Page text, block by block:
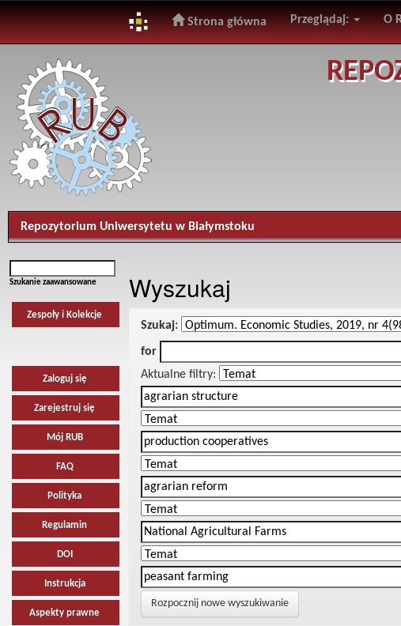
navigation
Strona główna Przeglądaj: O
Repozytorium Uniwersytetu w Białymstoku
Szukanie zaawansowane
Zespoły i Kolekcje
Zaloguj się
Zarejestruj się
Mój RUB
FAQ
Polityka
Regulamin
DOI
Instrukcja
Aspekty prawne
Wyszukaj
Szukaj:
for
Aktualne filtry:
Rozpocznij nowe wyszukiwanie